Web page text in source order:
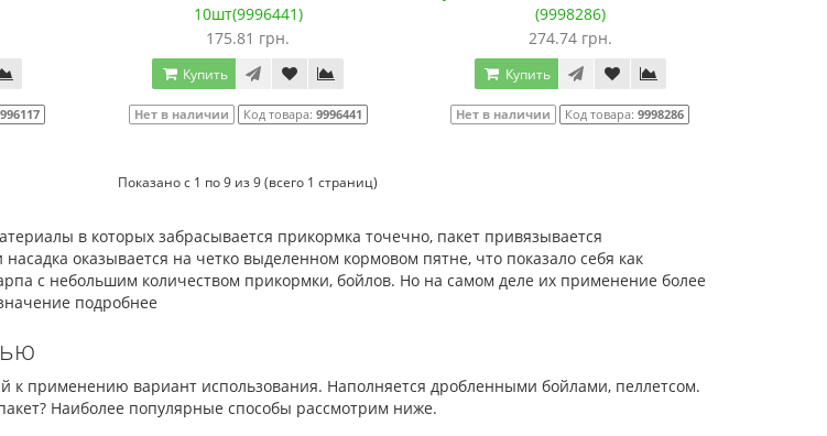
10шт(9996441)
175.81 грн.
Купить
Нет в наличии Код товара: 9996441
(9998286)
274.74 грн.
Купить
Нет в наличии Код товара:9998286
Показано с 1 по 9 из 9 (всего 1 страниц)
в которых забрасывается прикормка точечно, пакет привязывается
оказывается на четко выделенном кормовом пятне, что показало себя как
с небольшим количеством прикормки, бойлов. Но на самом деле их применение более
подробнее
к применению вариант использования. Наполняется дробленными бойлами, пеллетсом.
Наиболее популярные способы рассмотрим ниже.